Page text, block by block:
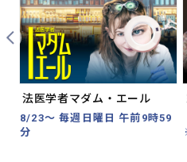
法医学者マダム・エール
8/23～ 毎週日曜日 午前9時59
分
Prev